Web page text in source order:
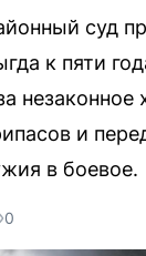
суд
к пяти
незаконное
и
в боевое.
0